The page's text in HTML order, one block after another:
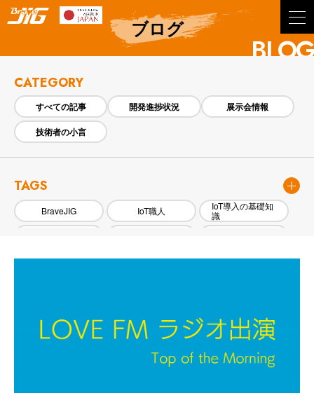
BraveJIGブログ
BLOG
CATEGORY
すべての記事 開発進捗状況
展示会情報
技術者の小言
TAGS
BraveJIG IoT職人
IoT導入の基礎知
識
タグ7 タグ8 タグ9